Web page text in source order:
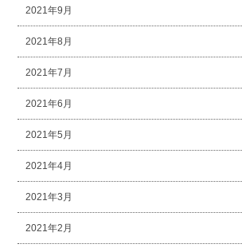
2021年9月
2021年8月
2021年7月
2021年6月
2021年5月
2021年4月
2021年3月
2021年2月